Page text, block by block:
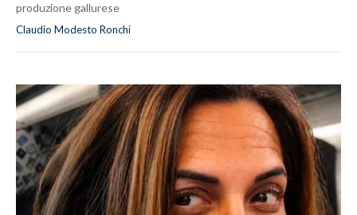
produzione gallurese
Claudio Modesto Ronchi